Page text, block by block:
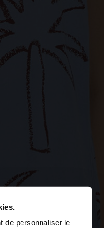
de personnaliser le